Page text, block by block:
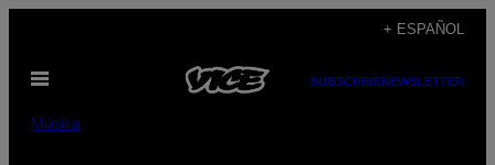
contenido
+ ESPAÑOL
Abrir
SUBSCRIBENEWSLETTER
Música